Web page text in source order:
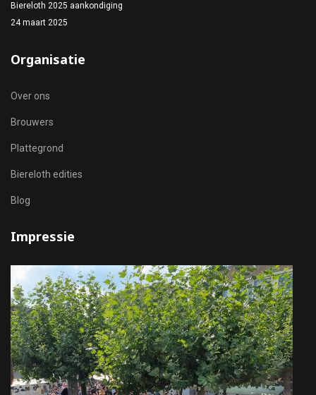
Biereloth 2025 aankondiging
24 maart 2025
Organisatie
Over ons
Brouwers
Plattegrond
Biereloth edities
Blog
Impressie